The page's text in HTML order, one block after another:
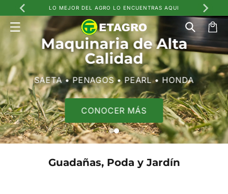
directamente
al contenido
LO MEJOR DEL AGRO LO ENCUENTRAS AQUI
Carrito
Maquinaria de Alta
Calidad
SAETA • PENAGOS • PEARL • HONDA
CONOCER MÁS
Guadañas, Poda y Jardín